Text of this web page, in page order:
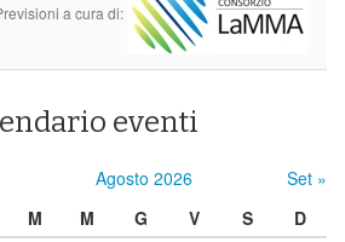
a cura di:
eventi
Agosto 2026
Set »
M M G V S
D